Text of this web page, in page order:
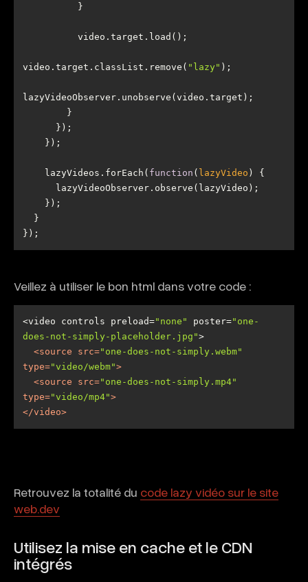
video.target.classList.remove( "lazy"
    lazyVideos.forEach(
function ( lazyVideo )
});
Veillez à utiliser le bon html dans votre code :
<video controls preload="none" poster="one-
does-not-simply-placeholder.jpg"
<source src="one-does-not-simply.webm"
type="video/webm">
<source src="one-does-not-simply.mp4"
type="video/mp4">
</video>
Retrouvez la totalité du code lazy vidéo sur le site
web.dev
Utilisez la mise en cache et le CDN
intégrés